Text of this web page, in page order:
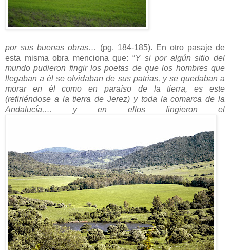
por sus buenas obras… (pg. 184-185). En otro pasaje de
esta misma obra menciona que: “Y si por algún sitio del
mundo pudieron fingir los poetas de que los hombres que
llegaban a él se olvidaban de sus patrias, y se quedaban a
morar en él como en paraíso de la tierra, es este
(refiriéndose a la tierra de Jerez) y toda la comarca de la
Andalucía,… y en ellos fingieron el